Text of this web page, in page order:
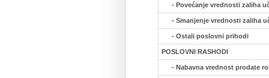
- Povećanje vrednosti zaliha
- Smanjenje vrednosti zaliha
- Ostali poslovni prihodi
POSLOVNI RASHODI
- Nabavna vrednost prodate